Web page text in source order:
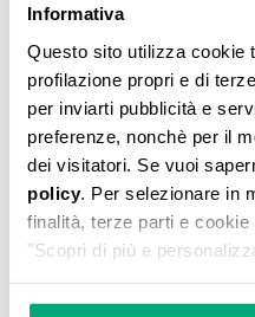
Informativa
Questo sito utilizza cookie
profilazione propri e di
per inviarti pubblicità e
preferenze, nonchè per il
dei visitatori. Se vuoi
policy. Per selezionare in
finalità, terze parti e
"Scopri di più e
Seleziona una taglia